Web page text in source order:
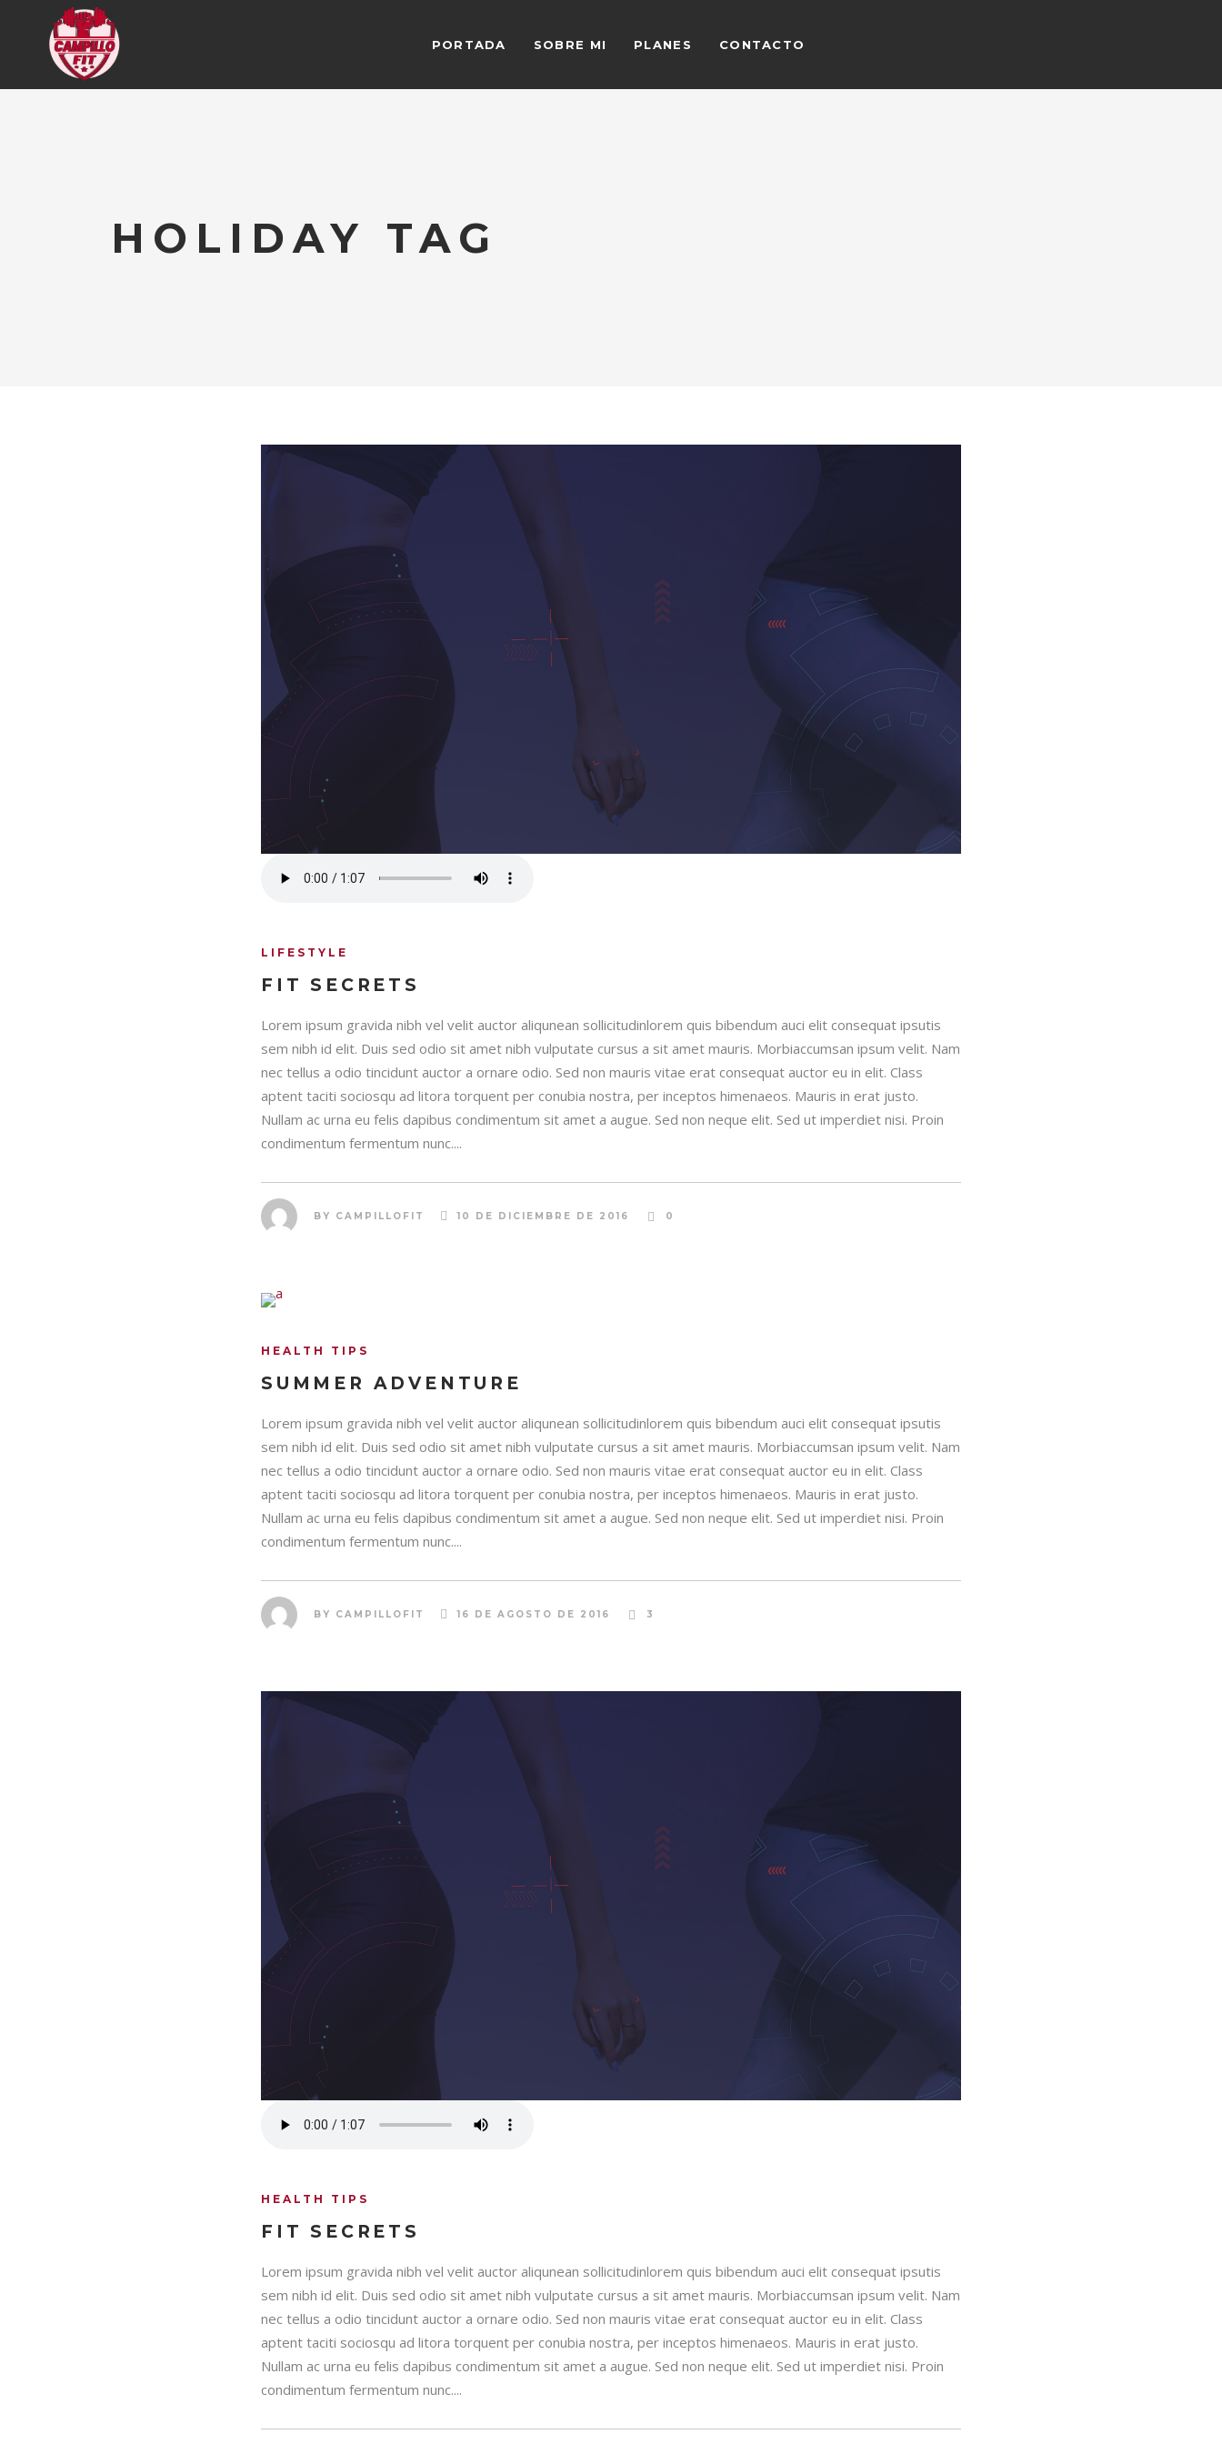
PORTADA SOBRE MI PLANES CONTACTO
HOLIDAY TAG
LIFESTYLE
FIT SECRETS
Lorem ipsum gravida nibh vel velit auctor aliqunean sollicitudinlorem quis bibendum auci elit consequat ipsutis
sem nibh id elit. Duis sed odio sit amet nibh vulputate cursus a sit amet mauris. Morbiaccumsan ipsum velit. Nam
nec tellus a odio tincidunt auctor a ornare odio. Sed non mauris vitae erat consequat auctor eu in elit. Class
aptent taciti sociosqu ad litora torquent per conubia nostra, per inceptos himenaeos. Mauris in erat justo.
Nullam ac urna eu felis dapibus condimentum sit amet a augue. Sed non neque elit. Sed ut imperdiet nisi. Proin
condimentum fermentum nunc....
BY CAMPILLOFIT 10 DE DICIEMBRE DE 2016 0
HEALTH TIPS
SUMMER ADVENTURE
Lorem ipsum gravida nibh vel velit auctor aliqunean sollicitudinlorem quis bibendum auci elit consequat ipsutis
sem nibh id elit. Duis sed odio sit amet nibh vulputate cursus a sit amet mauris. Morbiaccumsan ipsum velit. Nam
nec tellus a odio tincidunt auctor a ornare odio. Sed non mauris vitae erat consequat auctor eu in elit. Class
aptent taciti sociosqu ad litora torquent per conubia nostra, per inceptos himenaeos. Mauris in erat justo.
Nullam ac urna eu felis dapibus condimentum sit amet a augue. Sed non neque elit. Sed ut imperdiet nisi. Proin
condimentum fermentum nunc....
BY CAMPILLOFIT 16 DE AGOSTO DE 2016 3
HEALTH TIPS
FIT SECRETS
Lorem ipsum gravida nibh vel velit auctor aliqunean sollicitudinlorem quis bibendum auci elit consequat ipsutis
sem nibh id elit. Duis sed odio sit amet nibh vulputate cursus a sit amet mauris. Morbiaccumsan ipsum velit. Nam
nec tellus a odio tincidunt auctor a ornare odio. Sed non mauris vitae erat consequat auctor eu in elit. Class
aptent taciti sociosqu ad litora torquent per conubia nostra, per inceptos himenaeos. Mauris in erat justo.
Nullam ac urna eu felis dapibus condimentum sit amet a augue. Sed non neque elit. Sed ut imperdiet nisi. Proin
condimentum fermentum nunc....